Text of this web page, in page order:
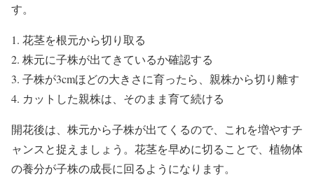
す。
花茎を根元から切り取る
株元に子株が出てきているか確認する
子株が3cmほどの大きさに育ったら、親株から切り離す
カットした親株は、そのまま育て続ける
開花後は、株元から子株が出てくるので、これを増やすチ
ャンスと捉えましょう。花茎を早めに切ることで、植物体
の養分が子株の成長に回るようになります。